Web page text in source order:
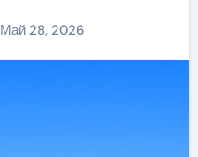
Май 28, 2026